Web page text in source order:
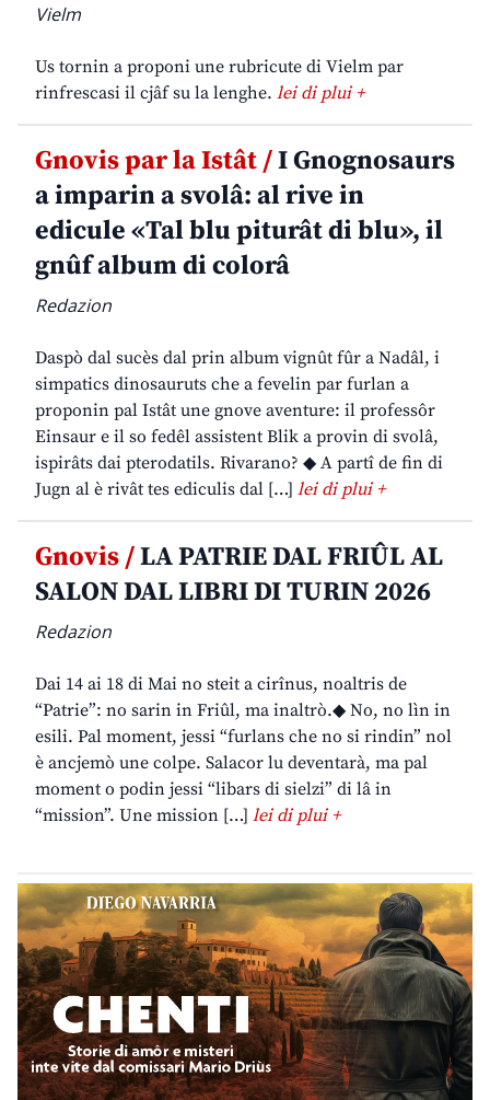
Vielm
Us tornin a proponi une rubricute di Vielm par
rinfrescasi il cjâf su la lenghe. lei di plui +
Gnovis par la Istât /I Gnognosaurs
a imparin a svolâ: al rive in
edicule «Tal blu piturât di blu», il
gnûf album di colorâ
Redazion
Daspò dal sucès dal prin album vignût fûr a Nadâl, i
simpatics dinosauruts che a fevelin par furlan a
proponin pal Istât une gnove aventure: il professôr
Einsaur e il so fedêl assistent Blik a provin di svolâ,
ispirâts dai pterodatils. Rivarano? ◆ A partî de fin di
Jugn al è rivât tes ediculis dal […] lei di plui +
Gnovis /LA PATRIE DAL FRIÛL AL
SALON DAL LIBRI DI TURIN 2026
Redazion
Dai 14 ai 18 di Mai no steit a cirînus, noaltris de
“Patrie”: no sarin in Friûl, ma inaltrò.◆ No, no lìn in
esili. Pal moment, jessi “furlans che no si rindin” nol
è ancjemò une colpe. Salacor lu deventarà, ma pal
moment o podin jessi “libars di sielzi” di lâ in
“mission”. Une mission […] lei di plui +